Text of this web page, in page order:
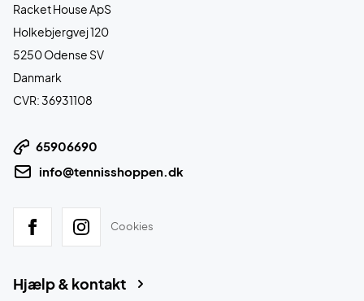
Racket House ApS
Holkebjergvej 120
5250 Odense SV
Danmark
CVR: 36931108
65906690
info@tennisshoppen.dk
Cookies
Hjælp & kontakt